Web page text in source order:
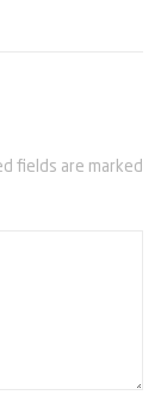
fields are marked